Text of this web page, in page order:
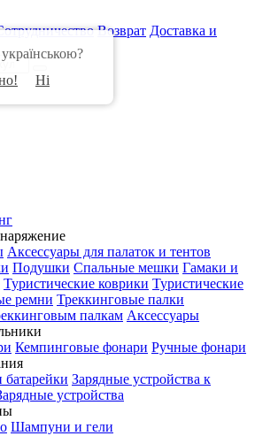
Возврат Доставка и
Аксессуары для палаток и тентов
Подушки Спальные мешки Гамаки и
Туристические коврики Туристические
ремни Треккинговые палки
палкам Аксессуары
Кемпинговые фонари Ручные фонари
Зарядные устройства к
устройства
Шампуни и гели
Ні